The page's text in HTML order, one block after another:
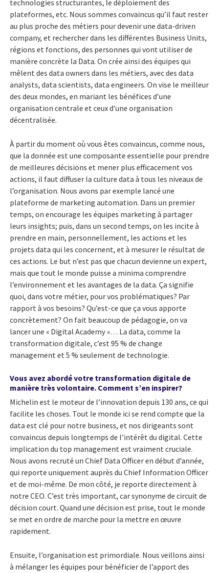
technologies structurantes, le déploiement des
plateformes, etc. Nous sommes convaincus qu’il faut rester
au plus proche des métiers pour devenir une data-driven
company, et rechercher dans les différentes Business Units,
régions et fonctions, des personnes qui vont utiliser de
manière concrète la Data. On crée ainsi des équipes qui
mêlent des data owners dans les métiers, avec des data
analysts, data scientists, data engineers. On vise le meilleur
des deux mondes, en mariant les bénéfices d’une
organisation centrale et ceux d’une organisation
décentralisée.
À partir du moment où vous êtes convaincus, comme nous,
que la donnée est une composante essentielle pour prendre
de meilleures décisions et mener plus efficacement vos
actions, il faut diffuser la culture data à tous les niveaux de
l’organisation. Nous avons par exemple lancé une
plateforme de marketing automation. Dans un premier
temps, on encourage les équipes marketing à partager
leurs insights; puis, dans un second temps, on les incite à
prendre en main, personnellement, les actions et les
projets data qui les concernent, et à mesurer le résultat de
ces actions. Le but n’est pas que chacun devienne un expert,
mais que tout le monde puisse a minima comprendre
l’environnement et les avantages de la data. Ça signifie
quoi, dans votre métier, pour vos problématiques? Par
rapport à vos besoins? Qu’est-ce que ça vous apporte
concrètement? On fait beaucoup de pédagogie, on va
lancer une « Digital Academy »… La data, comme la
transformation digitale, c’est 95 % de change
management et 5 % seulement de technologie.
Vous avez abordé votre transformation digitale de
manière très volontaire. Comment s’en inspirer?
Michelin est le moteur de l’innovation depuis 130 ans, ce qui
facilite les choses. Tout le monde ici se rend compte que la
data est clé pour notre business, et nos dirigeants sont
convaincus depuis longtemps de l’intérêt du digital. Cette
implication du top management est vraiment cruciale.
Nous avons recruté un Chief Data Officer en début d’année,
qui reporte uniquement auprès du Chief Information Officer
et de moi-même. De mon côté, je reporte directement à
notre CEO. C’est très important, car synonyme de circuit de
décision court. Quand une décision est prise, tout le monde
se met en ordre de marche pour la mettre en œuvre
rapidement.
Ensuite, l’organisation est primordiale. Nous veillons ainsi
à mélanger les équipes pour bénéficier de l’apport des